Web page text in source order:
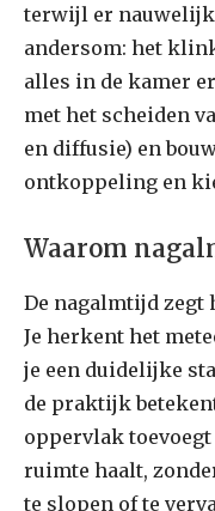
terwijl er
andersom: het
alles in de kamer
met het scheiden
en diffusie) en
ontkoppeling en
Waarom
De nagalmtijd zegt
Je herkent het
je een duidelijke
de praktijk
oppervlak
ruimte haalt,
te slopen of te